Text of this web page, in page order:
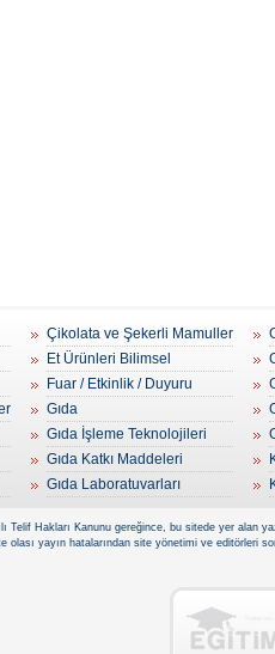
Çikolata ve Şekerli Mamuller
Et Ürünleri Bilimsel
Fuar / Etkinlik / Duyuru
Gıda
Gıda İşleme Teknolojileri
Gıda Katkı Maddeleri
Gıda Laboratuvarları
Telif Hakları Kanunu gereğince, bu sitede yer alan
olası yayın hatalarından site yönetimi ve editörleri